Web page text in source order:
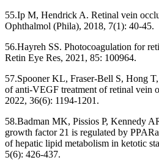
55.Ip M, Hendrick A. Retinal vein
Ophthalmol (Phila), 2018, 7(1): 40-45.
56.Hayreh SS. Photocoagulation for
Retin Eye Res, 2021, 85: 100964.
57.Spooner KL, Fraser-Bell S, Hong
of anti-VEGF treatment of retinal vein
2022, 36(6): 1194-1201.
58.Badman MK, Pissios P, Kennedy
growth factor 21 is regulated by
of hepatic lipid metabolism in ketotic
5(6): 426-437.